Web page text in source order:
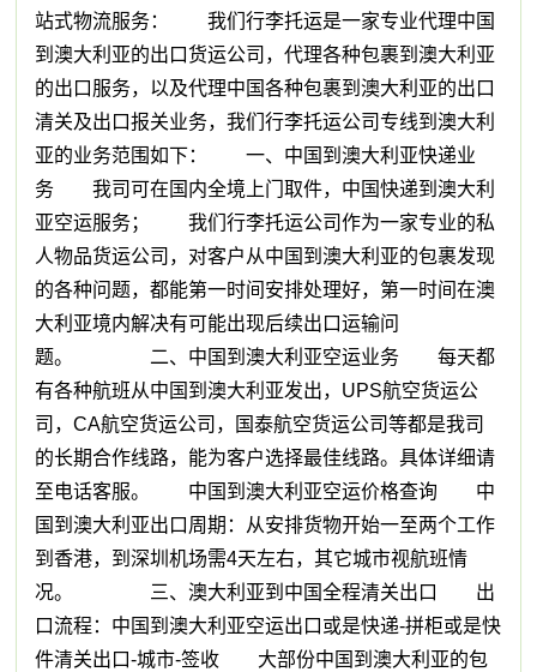
站式物流服务： 我们行李托运是一家专业代理中国
到澳大利亚的出口货运公司，代理各种包裹到澳大利亚
的出口服务，以及代理中国各种包裹到澳大利亚的出口
清关及出口报关业务，我们行李托运公司专线到澳大利
亚的业务范围如下： 一、中国到澳大利亚快递业
务 我司可在国内全境上门取件，中国快递到澳大利
亚空运服务； 我们行李托运公司作为一家专业的私
人物品货运公司，对客户从中国到澳大利亚的包裹发现
的各种问题，都能第一时间安排处理好，第一时间在澳
大利亚境内解决有可能出现后续出口运输问
题。 二、中国到澳大利亚空运业务 每天都
有各种航班从中国到澳大利亚发出，UPS航空货运公
司，CA航空货运公司，国泰航空货运公司等都是我司
的长期合作线路，能为客户选择最佳线路。具体详细请
至电话客服。 中国到澳大利亚空运价格查询 中
国到澳大利亚出口周期：从安排货物开始一至两个工作
到香港，到深圳机场需4天左右，其它城市视航班情
况。 三、澳大利亚到中国全程清关出口 出
口流程：中国到澳大利亚空运出口或是快递-拼柜或是快
件清关出口-城市-签收 大部份中国到澳大利亚的包